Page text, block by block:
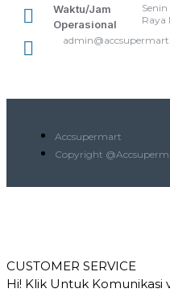
Waktu/Jam
Operasional
Raya
Accsupermart
Copyright
CUSTOMER SERVICE
Hi! Klik Untuk Komunikasi